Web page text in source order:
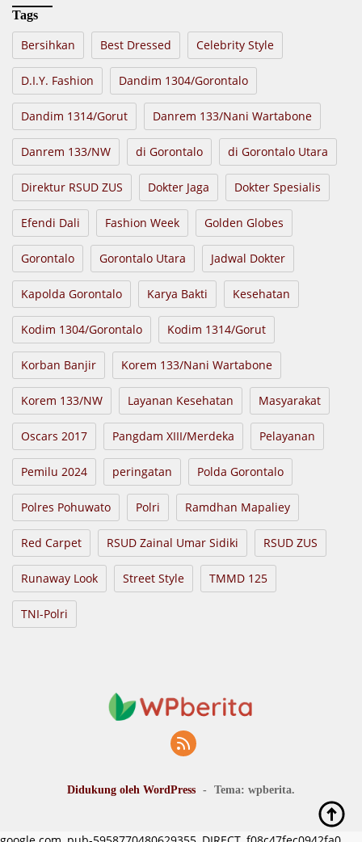
Tags
Bersihkan Best Dressed Celebrity Style
D.I.Y. Fashion Dandim 1304/Gorontalo
Dandim 1314/Gorut Danrem 133/Nani Wartabone
Danrem 133/NW di Gorontalo di Gorontalo Utara
Direktur RSUD ZUS Dokter Jaga Dokter Spesialis
Efendi Dali Fashion Week Golden Globes
Gorontalo Gorontalo Utara Jadwal Dokter
Kapolda Gorontalo Karya Bakti Kesehatan
Kodim 1304/Gorontalo Kodim 1314/Gorut
Korban Banjir Korem 133/Nani Wartabone
Korem 133/NW Layanan Kesehatan Masyarakat
Oscars 2017 Pangdam XIII/Merdeka Pelayanan
Pemilu 2024 peringatan Polda Gorontalo
Polres Pohuwato Polri Ramdhan Mapaliey
Red Carpet RSUD Zainal Umar Sidiki RSUD ZUS
Runaway Look Street Style TMMD 125
TNI-Polri
Didukung oleh WordPress - Tema: wpberita.